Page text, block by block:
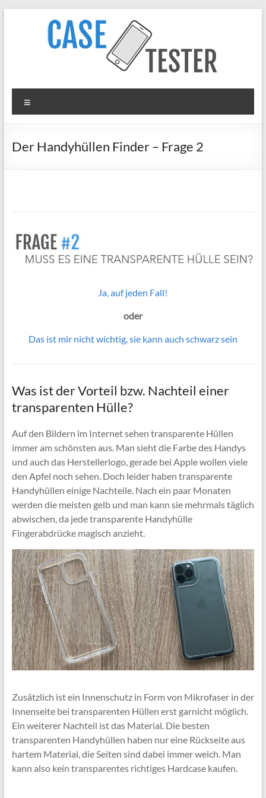
Case
Tester
Hüllen
Der Handyhüllen Finder – Frage 2
Ja, auf jeden Fall!
oder
Das ist mir nicht wichtig, sie kann auch schwarz sein
Was ist der Vorteil bzw. Nachteil einer
transparenten Hülle?
Auf den Bildern im Internet sehen transparente Hüllen
immer am schönsten aus. Man sieht die Farbe des Handys
und auch das Herstellerlogo, gerade bei Apple wollen viele
den Apfel noch sehen. Doch leider haben transparente
Handyhüllen einige Nachteile. Nach ein paar Monaten
werden die meisten gelb und man kann sie mehrmals täglich
abwischen, da jede transparente Handyhülle
Fingerabdrücke magisch anzieht.
Zusätzlich ist ein Innenschutz in Form von Mikrofaser in der
Innenseite bei transparenten Hüllen erst garnicht möglich.
Ein weiterer Nachteil ist das Material. Die besten
transparenten Handyhüllen haben nur eine Rückseite aus
hartem Material, die Seiten sind dabei immer weich. Man
kann also kein transparentes richtiges Hardcase kaufen.